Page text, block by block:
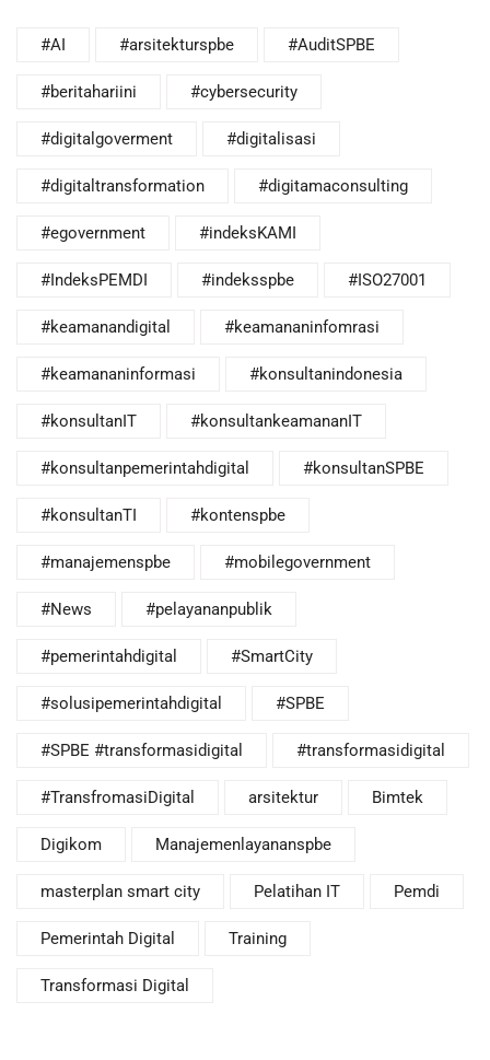
#AI #arsitekturspbe #AuditSPBE
#beritahariini #cybersecurity
#digitalgoverment #digitalisasi
#digitaltransformation #digitamaconsulting
#egovernment #indeksKAMI
#IndeksPEMDI #indeksspbe #ISO27001
#keamanandigital #keamananinfomrasi
#keamananinformasi #konsultanindonesia
#konsultanIT #konsultankeamananIT
#konsultanpemerintahdigital #konsultanSPBE
#konsultanTI #kontenspbe
#manajemenspbe #mobilegovernment
#News #pelayananpublik
#pemerintahdigital #SmartCity
#solusipemerintahdigital #SPBE
#SPBE #transformasidigital #transformasidigital
#TransfromasiDigital arsitektur Bimtek
Digikom Manajemenlayananspbe
masterplan smart city Pelatihan IT Pemdi
Pemerintah Digital Training
Transformasi Digital